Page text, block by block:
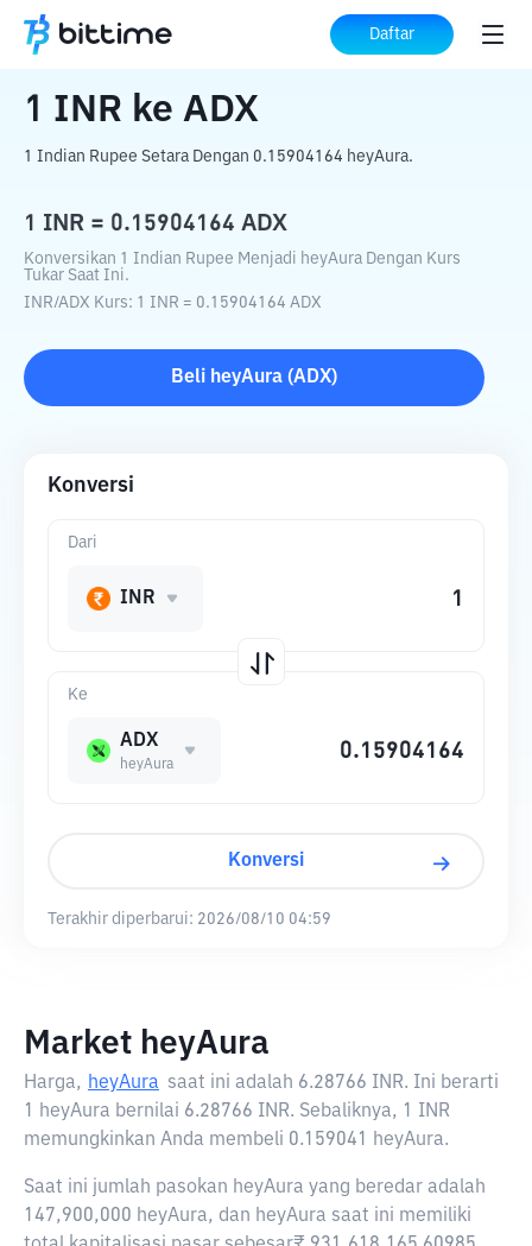
Daftar
Beranda Konverter Kripto ke ADX
1 INR ke ADX
1 Indian Rupee Setara Dengan 0.15904164 heyAura.
1 INR = 0.15904164 ADX
Konversikan 1 Indian Rupee Menjadi heyAura Dengan Kurs
Tukar Saat Ini.
INR/ADX Kurs: 1 INR = 0.15904164 ADX
Beli heyAura (ADX)
Konversi
Ke
ADX
heyAura
Dari
INR
Konversi
Terakhir diperbarui: 2026/08/10 04:59
Market heyAura
Harga, heyAura saat ini adalah 6.28766 INR. Ini berarti
1 heyAura bernilai 6.28766 INR. Sebaliknya, 1 INR
memungkinkan Anda membeli 0.159041 heyAura.
Saat ini jumlah pasokan heyAura yang beredar adalah
147,900,000 heyAura, dan heyAura saat ini memiliki